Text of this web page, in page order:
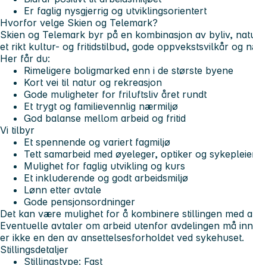
Er faglig nysgjerrig og utviklingsorientert
Hvorfor velge Skien og Telemark?
Skien og Telemark byr på en kombinasjon av byliv,
et rikt kultur- og fritidstilbud, gode oppvekstsvilkår og
Her får du:
Rimeligere boligmarked enn i de største byene
Kort vei til natur og rekreasjon
Gode muligheter for friluftsliv året rundt
Et trygt og familievennlig nærmiljø
God balanse mellom arbeid og fritid
Vi tilbyr
Et spennende og variert fagmiljø
Tett samarbeid med øyeleger, optiker og
Mulighet for faglig utvikling og kurs
Et inkluderende og godt arbeidsmiljø
Lønn etter avtale
Gode pensjonsordninger
Det kan være mulighet for å kombinere stillingen med
Eventuelle avtaler om arbeid utenfor avdelingen må
er ikke en den av ansettelsesforholdet ved sykehuset.
Stillingsdetaljer
Stillingstype: Fast